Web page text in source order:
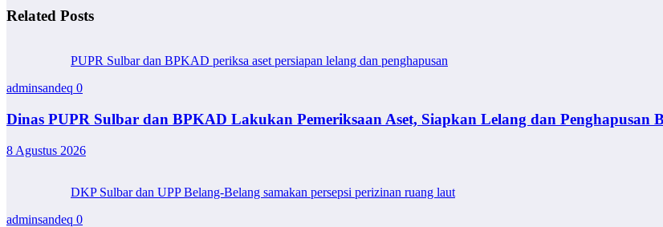
Related Posts
PUPR Sulbar dan BPKAD periksa aset persiapan lelang dan penghapusan
adminsandeq 0
Dinas PUPR Sulbar dan BPKAD Lakukan Pemeriksaan Aset, Siapkan Lelang dan Penghapusan
8 Agustus 2026
DKP Sulbar dan UPP Belang-Belang samakan persepsi perizinan ruang laut
adminsandeq 0